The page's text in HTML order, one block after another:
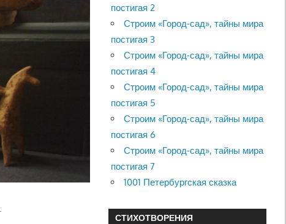
постигая 2
Строим «Город-сад», тайны мира
постигая 3
Строим «Город-сад», тайны мира
постигая 4
Строим «Город-сад», тайны мира
постигая 5
Строим «Город-сад», тайны мира
постигая 6
Строим «Город-сад», тайны мира
постигая 7
1001 Петербургская сказка
СТИХОТВОРЕНИЯ